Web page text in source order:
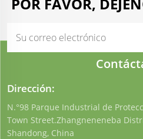
Dirección:
N.°98 Parque Industrial de
Town Street.Zhangneneneba
Shandong, China